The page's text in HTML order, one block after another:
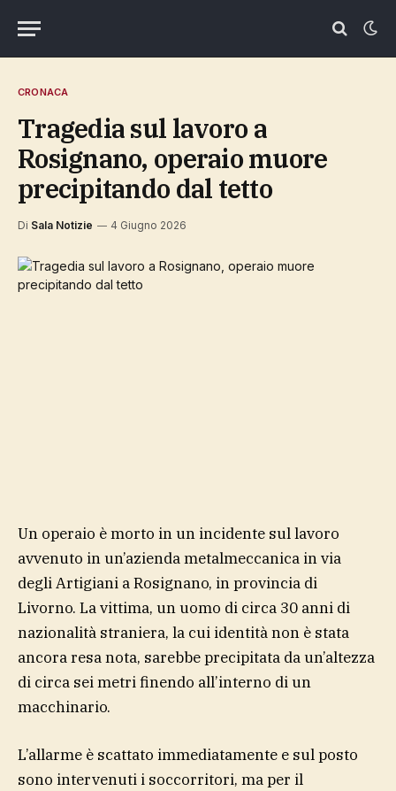
CRONACA
Tragedia sul lavoro a
Rosignano, operaio muore
precipitando dal tetto
Di Sala Notizie 4 Giugno 2026
Un operaio è morto in un incidente sul lavoro
avvenuto in un’azienda metalmeccanica in via
degli Artigiani a Rosignano, in provincia di
Livorno. La vittima, un uomo di circa 30 anni di
nazionalità straniera, la cui identità non è stata
ancora resa nota, sarebbe precipitata da un’altezza
di circa sei metri finendo all’interno di un
macchinario.
L’allarme è scattato immediatamente e sul posto
sono intervenuti i soccorritori, ma per il